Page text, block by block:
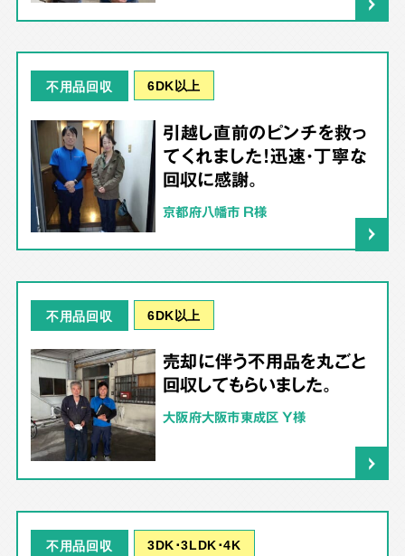
不用品回収 6DK以上
引越し直前のピンチを救っ
てくれました！迅速・丁寧な
回収に感謝。
京都府八幡市 R様
不用品回収 6DK以上
売却に伴う不用品を丸ごと
回収してもらいました。
大阪府大阪市東成区 Y様
不用品回収 3DK･3LDK･4K